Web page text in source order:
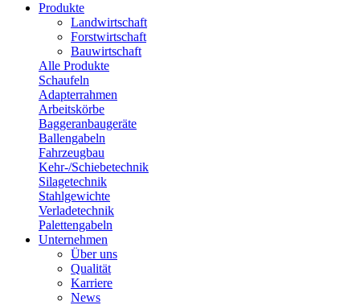
Produkte
Landwirtschaft
Forstwirtschaft
Bauwirtschaft
Alle Produkte
Schaufeln
Adapterrahmen
Arbeitskörbe
Bagger­anbaugeräte
Ballengabeln
Fahrzeugbau
Kehr-/­Schiebetechnik
Silagetechnik
Stahlgewichte
Verladetechnik
Palettengabeln
Unternehmen
Über uns
Qualität
Karriere
News